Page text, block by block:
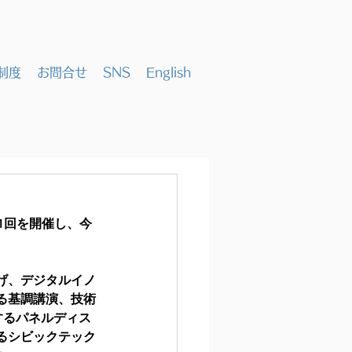
度 お問合せ SNS English
を開催し、今
、デジタルイノ
基調講演、技術
パネルディス
シビックテック